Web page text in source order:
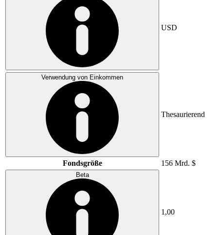
USD
Verwendung von Einkommen
Thesaurierend
Fondsgröße 156 Mrd. $
Beta
1,00